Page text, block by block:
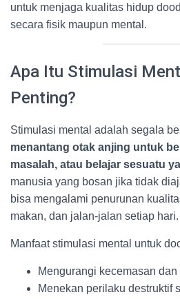
untuk menjaga kualitas hidup
secara fisik maupun mental.
Apa Itu Stimulasi
Penting?
Stimulasi mental adalah segala
menantang otak anjing untuk
masalah, atau belajar sesuatu
manusia yang bosan jika tidak
bisa mengalami penurunan
makan, dan jalan-jalan setiap hari.
Manfaat stimulasi mental untuk
Mengurangi kecemasan dan
Menekan perilaku destruktif